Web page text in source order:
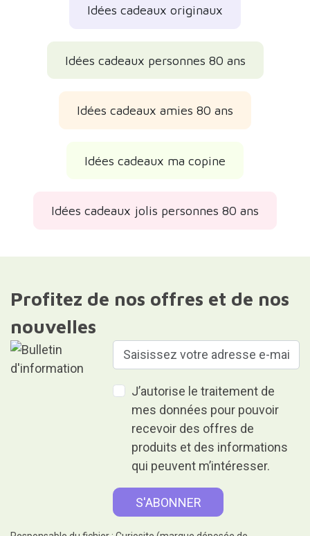
Idées cadeaux originaux
Idées cadeaux personnes 80 ans
Idées cadeaux amies 80 ans
Idées cadeaux ma copine
Idées cadeaux jolis personnes 80 ans
Profitez de nos offres et de nos
nouvelles
J’autorise le traitement de
mes données pour pouvoir
recevoir des offres de
produits et des informations
qui peuvent m’intéresser.